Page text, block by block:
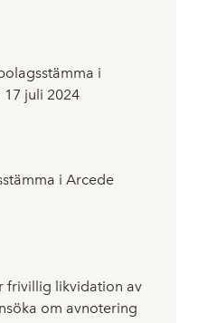
i
17 juli 2024
i Arcede
frivillig likvidation av
om avnotering